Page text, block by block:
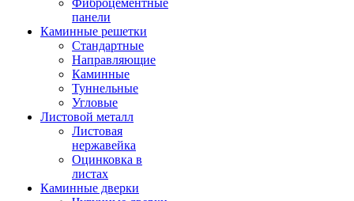
Фиброцементные
панели
Каминные решетки
Стандартные
Направляющие
Каминные
Туннельные
Угловые
Листовой металл
Листовая
нержавейка
Оцинковка в
листах
Каминные дверки